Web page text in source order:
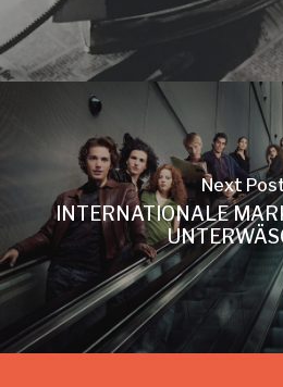
Next
INTERNATIONALE